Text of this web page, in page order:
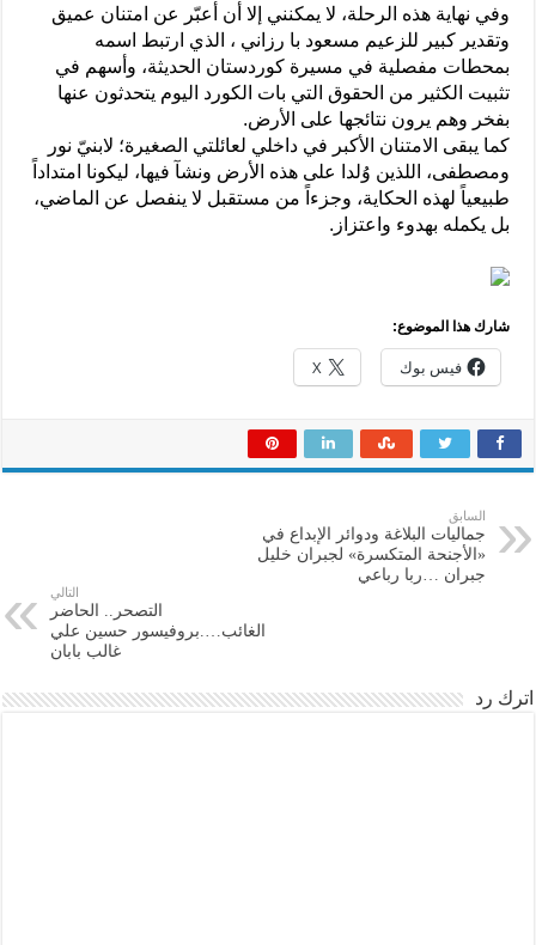
وفي نهاية هذه الرحلة، لا يمكنني إلا أن أعبّر عن امتنان عميق
وتقدير كبير للزعيم مسعود با رزاني ، الذي ارتبط اسمه
بمحطات مفصلية في مسيرة كوردستان الحديثة، وأسهم في
تثبيت الكثير من الحقوق التي بات الكورد اليوم يتحدثون عنها
بفخر وهم يرون نتائجها على الأرض.
كما يبقى الامتنان الأكبر في داخلي لعائلتي الصغيرة؛ لابنيّ نور
ومصطفى، اللذين وُلدا على هذه الأرض ونشآ فيها، ليكونا امتداداً
طبيعياً لهذه الحكاية، وجزءاً من مستقبل لا ينفصل عن الماضي،
بل يكمله بهدوء واعتزاز.
شارك هذا الموضوع:
فيس بوك X
السابق
جماليات البلاغة ودوائر الإبداع في
«الأجنحة المتكسرة» لجبران خليل
جبران …ربا رباعي
التالي
التصحر.. الحاضر
الغائب….بروفيسور حسين علي
غالب بابان
اترك رد